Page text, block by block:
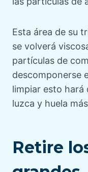
Esta área de su
se volverá
partículas de
descomponerse
limpiar esto hará
luzca y huela
Retire